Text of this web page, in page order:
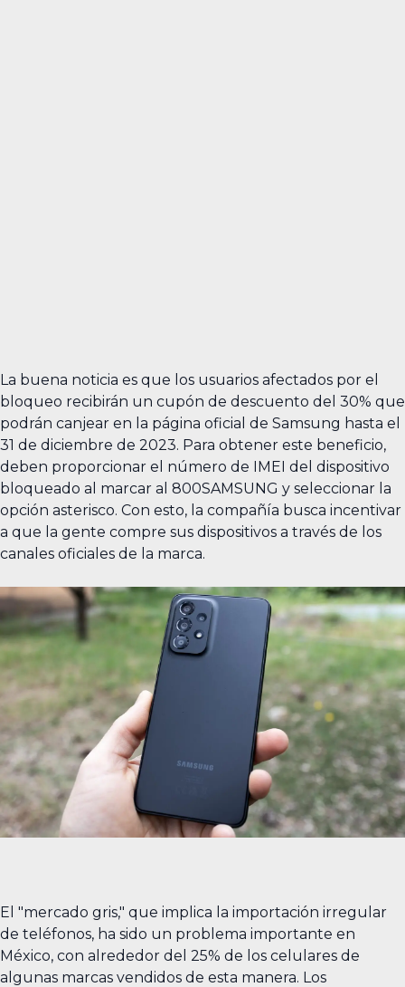
La buena noticia es que los usuarios afectados por el
bloqueo recibirán un cupón de descuento del 30% que
podrán canjear en la página oficial de Samsung hasta el
31 de diciembre de 2023. Para obtener este beneficio,
deben proporcionar el número de IMEI del dispositivo
bloqueado al marcar al 800SAMSUNG y seleccionar la
opción asterisco. Con esto, la compañía busca incentivar
a que la gente compre sus dispositivos a través de los
canales oficiales de la marca.
El "mercado gris," que implica la importación irregular
de teléfonos, ha sido un problema importante en
México, con alrededor del 25% de los celulares de
algunas marcas vendidos de esta manera. Los